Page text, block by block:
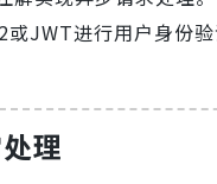
JWT进行用户身份验
理